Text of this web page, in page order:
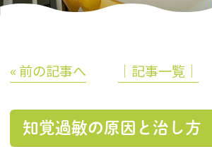
« 前の記事へ │記事一覧│
知覚過敏の原因と治し方